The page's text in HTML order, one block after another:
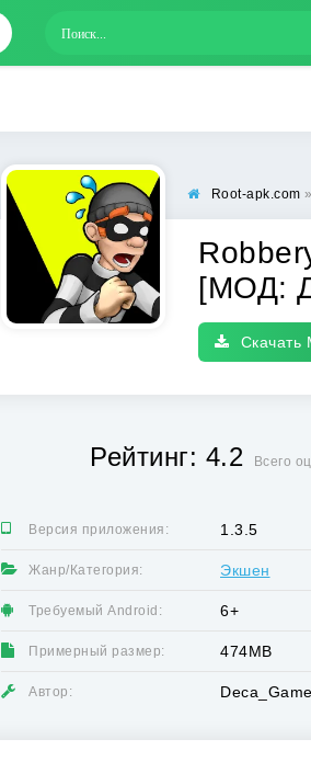
Root-apk.com »
[МОД:
Скачать
Рейтинг: 4.2 Всего
Версия приложения: 1.3.5
Жанр/Категория: Экшен
Требуемый Android: 6+
Примерный размер: 474MB
Автор: